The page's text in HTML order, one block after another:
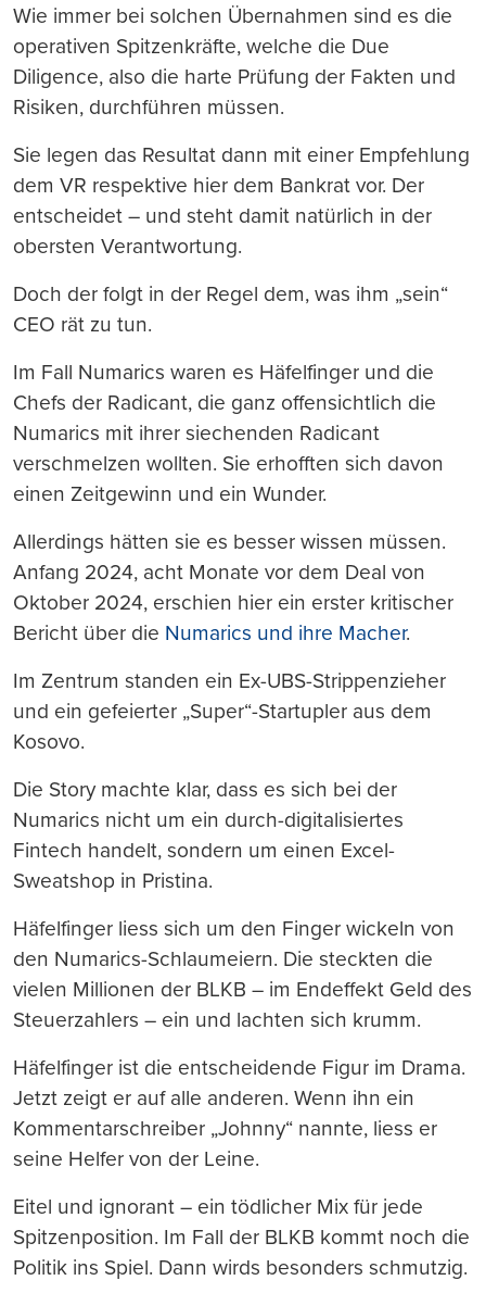
Wie immer bei solchen Übernahmen sind es die
operativen Spitzenkräfte, welche die Due
Diligence, also die harte Prüfung der Fakten und
Risiken, durchführen müssen.
Sie legen das Resultat dann mit einer Empfehlung
dem VR respektive hier dem Bankrat vor. Der
entscheidet – und steht damit natürlich in der
obersten Verantwortung.
Doch der folgt in der Regel dem, was ihm „sein“
CEO rät zu tun.
Im Fall Numarics waren es Häfelfinger und die
Chefs der Radicant, die ganz offensichtlich die
Numarics mit ihrer siechenden Radicant
verschmelzen wollten. Sie erhofften sich davon
einen Zeitgewinn und ein Wunder.
Allerdings hätten sie es besser wissen müssen.
Anfang 2024, acht Monate vor dem Deal von
Oktober 2024, erschien hier ein erster kritischer
Bericht über die Numarics und ihre Macher.
Im Zentrum standen ein Ex-UBS-Strippenzieher
und ein gefeierter „Super“-Startupler aus dem
Kosovo.
Die Story machte klar, dass es sich bei der
Numarics nicht um ein durch-digitalisiertes
Fintech handelt, sondern um einen Excel-
Sweatshop in Pristina.
Häfelfinger liess sich um den Finger wickeln von
den Numarics-Schlaumeiern. Die steckten die
vielen Millionen der BLKB – im Endeffekt Geld des
Steuerzahlers – ein und lachten sich krumm.
Häfelfinger ist die entscheidende Figur im Drama.
Jetzt zeigt er auf alle anderen. Wenn ihn ein
Kommentarschreiber „Johnny“ nannte, liess er
seine Helfer von der Leine.
Eitel und ignorant – ein tödlicher Mix für jede
Spitzenposition. Im Fall der BLKB kommt noch die
Politik ins Spiel. Dann wirds besonders schmutzig.